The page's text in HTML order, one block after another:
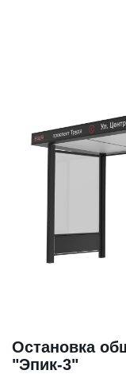
Остановка
"Эпик-3"